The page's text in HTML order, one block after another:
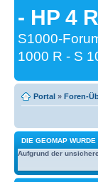
- HP 4
S1000-
1000 R - S
Portal » Foren-
DIE GEOMAP
Aufgrund der